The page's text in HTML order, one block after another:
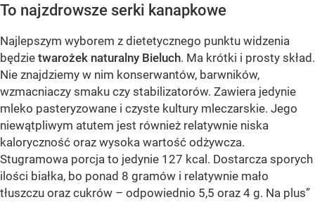
To najzdrowsze serki kanapkowe
Najlepszym wyborem z dietetycznego punktu widzenia
będzie twarożek naturalny Bieluch. Ma krótki i prosty skład.
Nie znajdziemy w nim konserwantów, barwników,
wzmacniaczy smaku czy stabilizatorów. Zawiera jedynie
mleko pasteryzowane i czyste kultury mleczarskie. Jego
niewątpliwym atutem jest również relatywnie niska
kaloryczność oraz wysoka wartość odżywcza.
Stugramowa porcja to jedynie 127 kcal. Dostarcza sporych
ilości białka, bo ponad 8 gramów i relatywnie mało
tłuszczu oraz cukrów – odpowiednio 5,5 oraz 4 g. Na plus”